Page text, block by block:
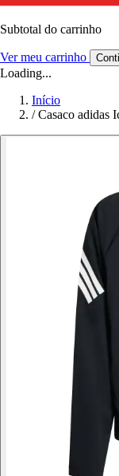
Subtotal do carrinho
Ver meu carrinho
Loading...
Início
/ Casaco adidas